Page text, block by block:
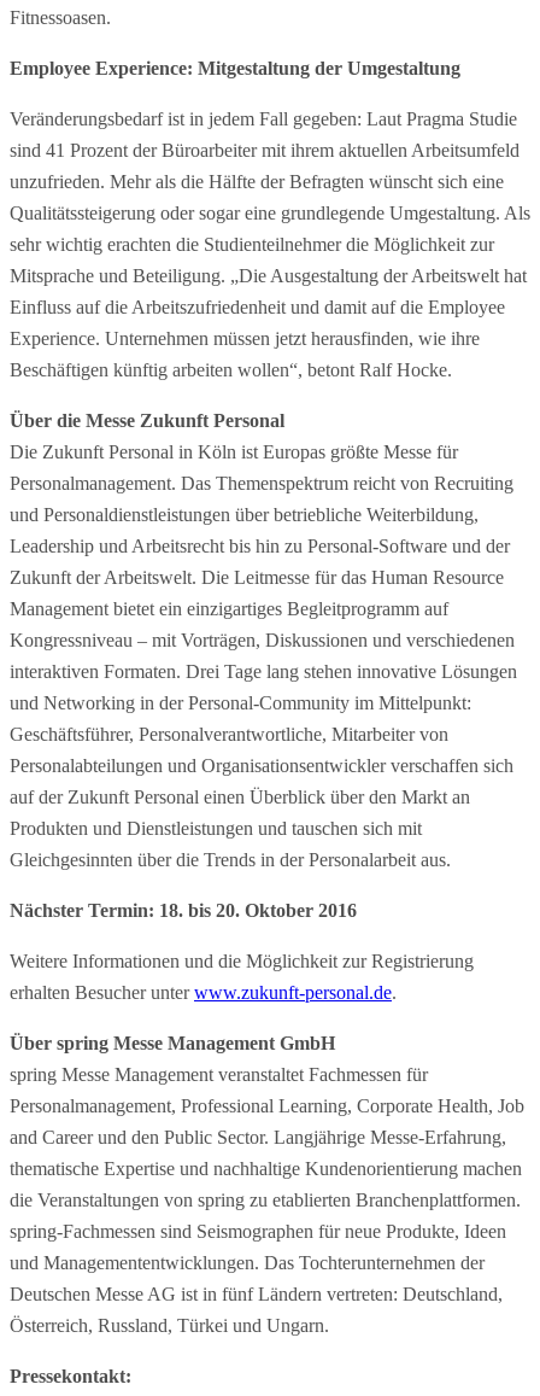
Fitnessoasen.
Employee Experience: Mitgestaltung der Umgestaltung
Veränderungsbedarf ist in jedem Fall gegeben: Laut Pragma Studie
sind 41 Prozent der Büroarbeiter mit ihrem aktuellen Arbeitsumfeld
unzufrieden. Mehr als die Hälfte der Befragten wünscht sich eine
Qualitätssteigerung oder sogar eine grundlegende Umgestaltung. Als
sehr wichtig erachten die Studienteilnehmer die Möglichkeit zur
Mitsprache und Beteiligung. „Die Ausgestaltung der Arbeitswelt hat
Einfluss auf die Arbeitszufriedenheit und damit auf die Employee
Experience. Unternehmen müssen jetzt herausfinden, wie ihre
Beschäftigen künftig arbeiten wollen“, betont Ralf Hocke.
Über die Messe Zukunft Personal
Die Zukunft Personal in Köln ist Europas größte Messe für
Personalmanagement. Das Themenspektrum reicht von Recruiting
und Personaldienstleistungen über betriebliche Weiterbildung,
Leadership und Arbeitsrecht bis hin zu Personal-Software und der
Zukunft der Arbeitswelt. Die Leitmesse für das Human Resource
Management bietet ein einzigartiges Begleitprogramm auf
Kongressniveau – mit Vorträgen, Diskussionen und verschiedenen
interaktiven Formaten. Drei Tage lang stehen innovative Lösungen
und Networking in der Personal-Community im Mittelpunkt:
Geschäftsführer, Personalverantwortliche, Mitarbeiter von
Personalabteilungen und Organisationsentwickler verschaffen sich
auf der Zukunft Personal einen Überblick über den Markt an
Produkten und Dienstleistungen und tauschen sich mit
Gleichgesinnten über die Trends in der Personalarbeit aus.
Nächster Termin: 18. bis 20. Oktober 2016
Weitere Informationen und die Möglichkeit zur Registrierung
erhalten Besucher unterwww.zukunft-personal.de.
Über spring Messe Management GmbH
spring Messe Management veranstaltet Fachmessen für
Personalmanagement, Professional Learning, Corporate Health, Job
and Career und den Public Sector. Langjährige Messe-Erfahrung,
thematische Expertise und nachhaltige Kundenorientierung machen
die Veranstaltungen von spring zu etablierten Branchenplattformen.
spring-Fachmessen sind Seismographen für neue Produkte, Ideen
und Managemententwicklungen. Das Tochterunternehmen der
Deutschen Messe AG ist in fünf Ländern vertreten: Deutschland,
Österreich, Russland, Türkei und Ungarn.
Pressekontakt: